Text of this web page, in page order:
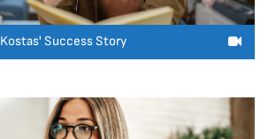
Kostas' Success Story